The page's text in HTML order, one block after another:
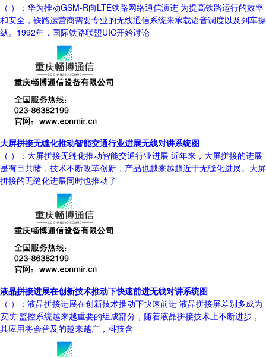
（ ）：华为推动GSM-R向LTE铁路网络通信演进 为提高铁路运行的效率
和安全，铁路运营商需要专业的无线通信系统来承载语音调度以及列车操
纵。1992年，国际铁路联盟UIC开始讨论
大屏拼接无缝化推动智能交通行业进展无线对讲系统图
（ ）：大屏拼接无缝化推动智能交通行业进展 近年来，大屏拼接的进展
是有目共睹，技术不断改革创新，产品也越来越趋近于无缝化进展。大屏
拼接的无缝化进展同时也推动了
液晶拼接进展在创新技术推动下快速前进无线对讲系统图
（ ）：液晶拼接进展在创新技术推动下快速前进 液晶拼接屏差别多成为
安防 监控系统越来越重要的组成部分，随着液晶拼接技术上不断进步，
其应用将会普及的越来越广，科技含